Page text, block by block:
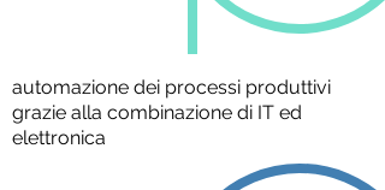
automazione dei processi produttivi
grazie alla combinazione di IT ed
elettronica